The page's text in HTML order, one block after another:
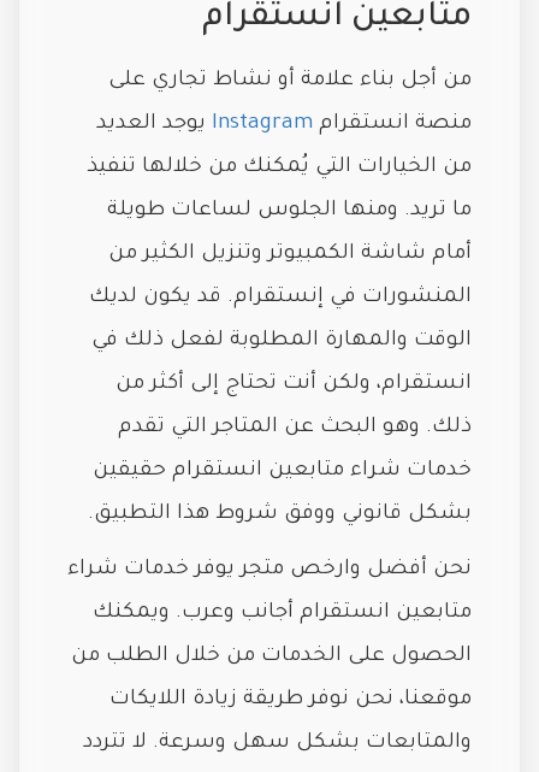
متابعين انستقرام
من أجل بناء علامة أو نشاط تجاري على
منصة انستقرام Instagram يوجد العديد
من الخيارات التي يُمكنك من خلالها تنفيذ
ما تريد. ومنها الجلوس لساعات طويلة
أمام شاشة الكمبيوتر وتنزيل الكثير من
المنشورات في إنستقرام. قد يكون لديك
الوقت والمهارة المطلوبة لفعل ذلك في
انستقرام، ولكن أنت تحتاج إلى أكثر من
ذلك. وهو البحث عن المتاجر التي تقدم
خدمات شراء متابعين انستقرام حقيقين
بشكل قانوني ووفق شروط هذا التطبيق.
نحن أفضل وارخص متجر يوفر خدمات شراء
متابعين انستقرام أجانب وعرب. ويمكنك
الحصول على الخدمات من خلال الطلب من
موقعنا، نحن نوفر طريقة زيادة اللايكات
والمتابعات بشكل سهل وسرعة. لا تتردد